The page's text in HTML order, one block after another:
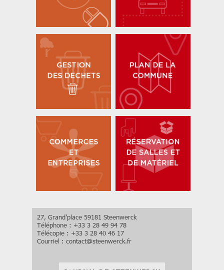
27, Grand’place 59181 Steenwerck
Téléphone : +33 3 28 49 94 78
Télécopie : +33 3 28 40 46 17
Courriel : contact@steenwerck.fr